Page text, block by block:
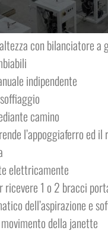
con forma fredda o
con bilanciatore a
indipendente
camino
l’appoggiaferro ed
elettricamente
ricevere 1 o 2 bracci
dell’aspirazione e
della janette